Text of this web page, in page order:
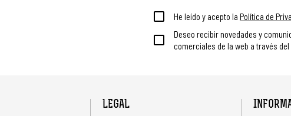
He leído y acepto la Política de
Deseo recibir novedades y
comerciales de la web a través
LEGAL